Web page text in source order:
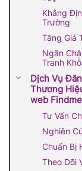
Khẳng
Trường
Tăng Giá
Ngăn
Tranh
Dịch Vụ
Thương
web Findme
Tư Vấn
Nghiên
Chuẩn Bị
Theo Dõi